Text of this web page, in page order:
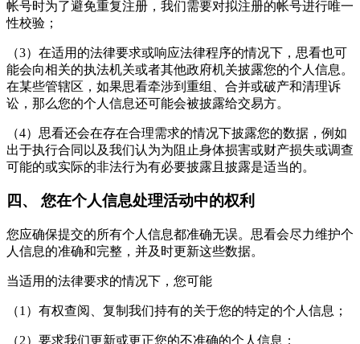
帐号时为了避免重复注册，我们需要对拟注册的帐号进行唯一
性校验；
（3）在适用的法律要求或响应法律程序的情况下，思看也可
能会向相关的执法机关或者其他政府机关披露您的个人信息。
在某些管辖区，如果思看牵涉到重组、合并或破产和清理诉
讼，那么您的个人信息还可能会被披露给交易方。
（4）思看还会在存在合理需求的情况下披露您的数据，例如
出于执行合同以及我们认为为阻止身体损害或财产损失或调查
可能的或实际的非法行为有必要披露且披露是适当的。
四、 您在个人信息处理活动中的权利
您应确保提交的所有个人信息都准确无误。思看会尽力维护个
人信息的准确和完整，并及时更新这些数据。
当适用的法律要求的情况下，您可能
（1）有权查阅、复制我们持有的关于您的特定的个人信息；
（2）要求我们更新或更正您的不准确的个人信息；